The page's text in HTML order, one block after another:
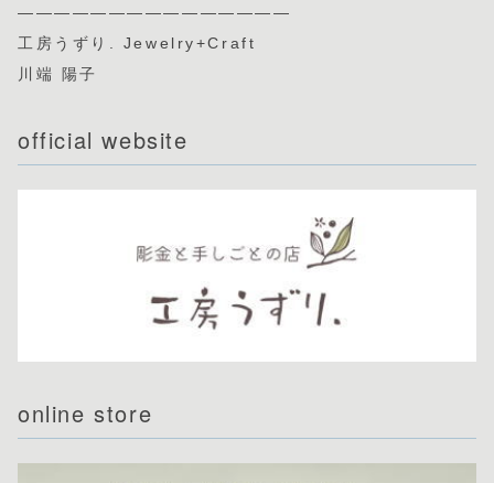
———————————————
工房うずり. Jewelry+Craft
川端 陽子
official website
online store